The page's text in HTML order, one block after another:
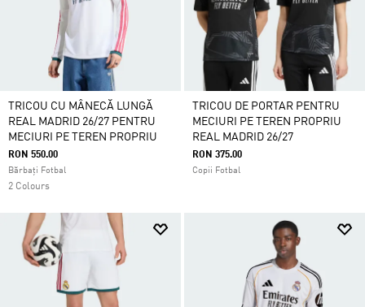
TRICOU CU MÂNECĂ LUNGĂ
REAL MADRID 26/27 PENTRU
MECIURI PE TEREN PROPRIU
RON 550.00
Bărbați Fotbal
2 Colours
TRICOU DE PORTAR PENTRU
MECIURI PE TEREN PROPRIU
REAL MADRID 26/27
RON 375.00
Copii Fotbal